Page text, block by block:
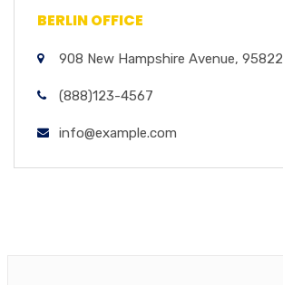
BERLIN OFFICE
908 New Hampshire Avenue, 95822
(888)123-4567
info@example.com